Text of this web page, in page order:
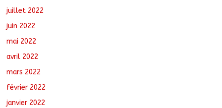
juillet 2022
juin 2022
mai 2022
avril 2022
mars 2022
février 2022
janvier 2022